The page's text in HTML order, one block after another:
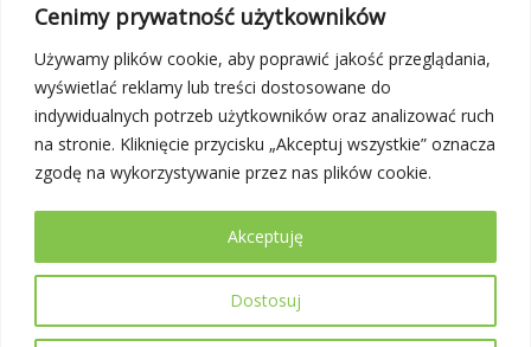
Cenimy prywatność użytkowników
Używamy plików cookie, aby poprawić jakość przeglądania,
wyświetlać reklamy lub treści dostosowane do
indywidualnych potrzeb użytkowników oraz analizować ruch
na stronie. Kliknięcie przycisku „Akceptuj wszystkie” oznacza
zgodę na wykorzystywanie przez nas plików cookie.
Dostosuj
Akceptuję
Kontakt do poradni
Kontakt do pracowni i ośrodków
Rejestracja elektroniczna:
e-rejestracja
Infolinia telefoniczna:
12 42 87 300
© 2026 Małopolski Szpital Ortopedyczno-Rehabilitacyjny im. prof.
Bogusława Frańczuka